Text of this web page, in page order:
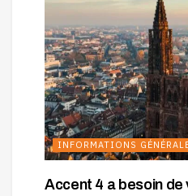
INFORMATIONS
Accent 4 a besoin de